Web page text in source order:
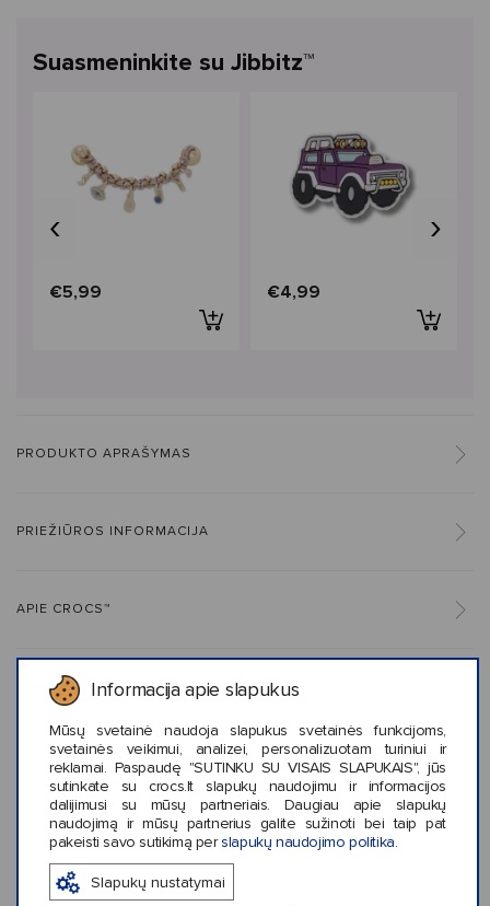
Informacija apie slapukus
Mūsų svetainė naudoja slapukus svetainės funkcijoms,
svetainės veikimui, analizei, personalizuotam turiniui ir
reklamai. Paspaudę "SUTINKU SU VISAIS SLAPUKAIS", jūs
sutinkate su crocs.lt slapukų naudojimu ir informacijos
dalijimusi su mūsų partneriais. Daugiau apie slapukų
naudojimą ir mūsų partnerius galite sužinoti bei taip pat
pakeisti savo sutikimą per slapukų naudojimo politika.
Slapukų nustatymai
Suasmeninkite su Jibbitz™
€5,99 €4,99
‹ ›
PRODUKTO APRAŠYMAS
PRIEŽIŪROS INFORMACIJA
APIE CROCS™
KLIENTŲ ATSILIEPIMAI (0)
Panašaus stiliaus prekės